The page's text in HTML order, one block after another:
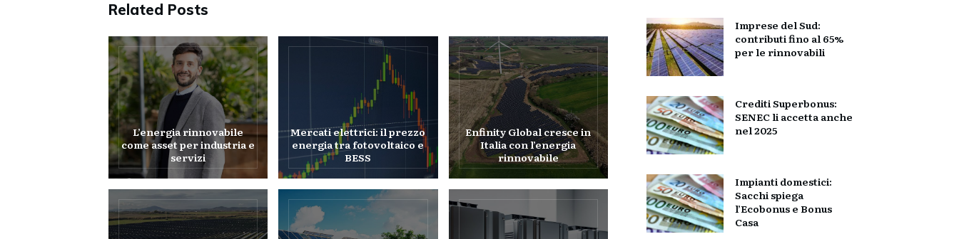
Related Posts
L’energia rinnovabile
come asset per industria e
servizi
Mercati elettrici: il prezzo
energia tra fotovoltaico e
BESS
Enfinity Global cresce in
Italia con l’energia
rinnovabile
Imprese del Sud:
contributi fino al 65%
per le rinnovabili
Crediti Superbonus:
SENEC li accetta anche
nel 2025
Impianti domestici:
Sacchi spiega
l’Ecobonus e Bonus
Casa